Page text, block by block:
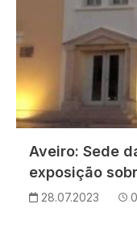
Aveiro: Sede
exposição
28.07.2023